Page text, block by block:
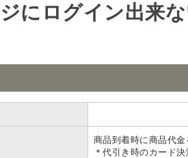
にログイン出来
商品到着時に商品代
＊代引き時のカード